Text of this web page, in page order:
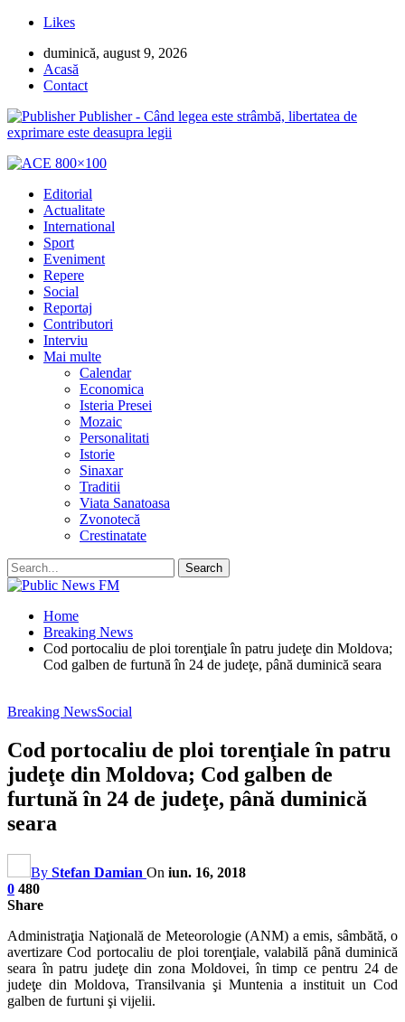
Likes
duminică, august 9, 2026
Acasă
Contact
Publisher - Când legea este strâmbă, libertatea de
exprimare este deasupra legii
Editorial
Actualitate
International
Sport
Eveniment
Repere
Social
Reportaj
Contributori
Interviu
Mai multe
Calendar
Economica
Isteria Presei
Mozaic
Personalitati
Istorie
Sinaxar
Traditii
Viata Sanatoasa
Zvonotecă
Crestinatate
Home
Breaking News
Cod portocaliu de ploi torenţiale în patru judeţe din Moldova;
Cod galben de furtună în 24 de judeţe, până duminică seara
Breaking NewsSocial
Cod portocaliu de ploi torenţiale în patru
judeţe din Moldova; Cod galben de
furtună în 24 de judeţe, până duminică
seara
By Stefan Damian On iun. 16, 2018
0 480
Share
Administraţia Naţională de Meteorologie (ANM) a emis, sâmbătă, o
avertizare Cod portocaliu de ploi torenţiale, valabilă până duminică
seara în patru judeţe din zona Moldovei, în timp ce pentru 24 de
judeţe din Moldova, Transilvania şi Muntenia a instituit un Cod
galben de furtuni şi vijelii.